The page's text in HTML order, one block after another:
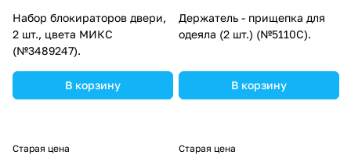
Набор блокираторов двери,
2 шт., цвета МИКС
(№3489247).
В корзину
Держатель - прищепка для
одеяла (2 шт.) (№5110С).
В корзину
Старая цена
Старая цена